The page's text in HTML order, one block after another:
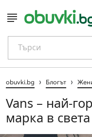
Търси
obuvki.bg › Блогът ›
Vans – най-
марка в света